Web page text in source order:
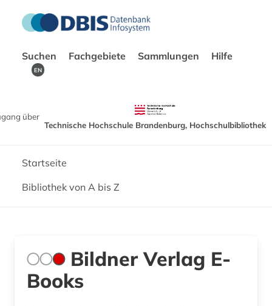
Suchen Fachgebiete Sammlungen Hilfe
EN
über
Technische Hochschule Brandenburg, Hochschulbibliothek
Startseite
Bibliothek von A bis Z
Bildner Verlag E-
Books